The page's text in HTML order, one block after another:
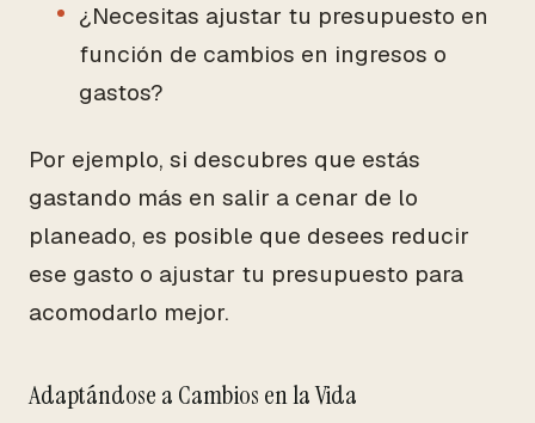
¿Necesitas ajustar tu presupuesto en
función de cambios en ingresos o
gastos?
Por ejemplo, si descubres que estás
gastando más en salir a cenar de lo
planeado, es posible que desees reducir
ese gasto o ajustar tu presupuesto para
acomodarlo mejor.
Adaptándose a Cambios en la Vida